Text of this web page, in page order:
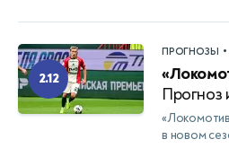
2.12
ПРОГНОЗЫ •
Прогноз
в новом